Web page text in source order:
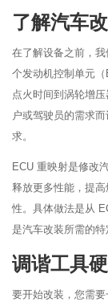
了解汽车
在了解设备之前，
个发动机控制单元（
点火时间到涡轮增
户或驾驶员的需求
求。
ECU 重映射是修改
释放更多性能，提
性。具体做法是从
是汽车改装所需的特
调谐工具
要开始改装，您需